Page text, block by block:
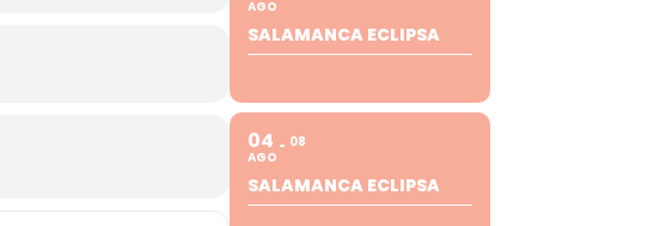
AGO
SALAMANCA ECLIPSA
04
AGO
08
SALAMANCA ECLIPSA